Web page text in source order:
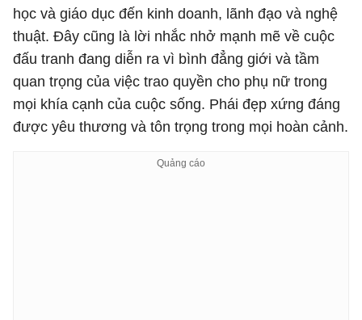
học và giáo dục đến kinh doanh, lãnh đạo và nghệ
thuật. Đây cũng là lời nhắc nhở mạnh mẽ về cuộc
đấu tranh đang diễn ra vì bình đẳng giới và tầm
quan trọng của việc trao quyền cho phụ nữ trong
mọi khía cạnh của cuộc sống. Phái đẹp xứng đáng
được yêu thương và tôn trọng trong mọi hoàn cảnh.